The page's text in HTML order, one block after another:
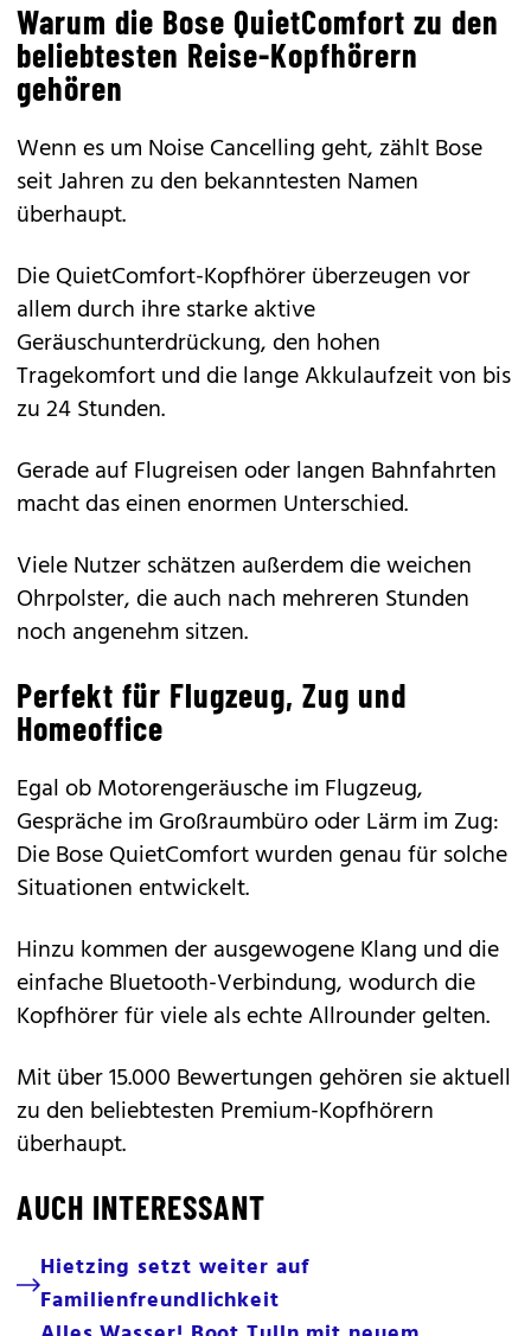
Warum die Bose QuietComfort zu den
beliebtesten Reise-Kopfhörern
gehören
Wenn es um Noise Cancelling geht, zählt Bose
seit Jahren zu den bekanntesten Namen
überhaupt.
DieQuietComfort-Kopfhörerüberzeugen vor
allem durch ihre starke aktive
Geräuschunterdrückung, den hohen
Tragekomfort und die lange Akkulaufzeit von bis
zu 24 Stunden.
Gerade auf Flugreisen oder langen Bahnfahrten
macht das einen enormen Unterschied.
Viele Nutzer schätzen außerdem die weichen
Ohrpolster, die auch nach mehreren Stunden
noch angenehm sitzen.
Perfekt für Flugzeug, Zug und
Homeoffice
Egal ob Motorengeräusche im Flugzeug,
Gespräche im Großraumbüro oder Lärm im Zug:
DieBose QuietComfortwurden genau für solche
Situationen entwickelt.
Hinzu kommen der ausgewogene Klang und die
einfache Bluetooth-Verbindung, wodurch die
Kopfhörer für viele als echte Allrounder gelten.
Mit über 15.000 Bewertungen gehören sie aktuell
zu den beliebtesten Premium-Kopfhörern
überhaupt.
AUCH INTERESSANT
Hietzing setzt weiter auf
Familienfreundlichkeit